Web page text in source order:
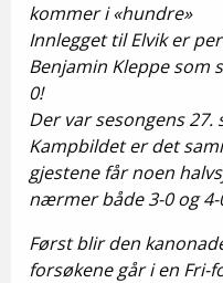
kommer i «hundre»
Innlegget til Elvik er
Benjamin Kleppe som
0!
Der var sesongens
Kampbildet er det
gjestene får noen
nærmer både 3-0 og 4-
Først blir den
forsøkene går i en Fri-